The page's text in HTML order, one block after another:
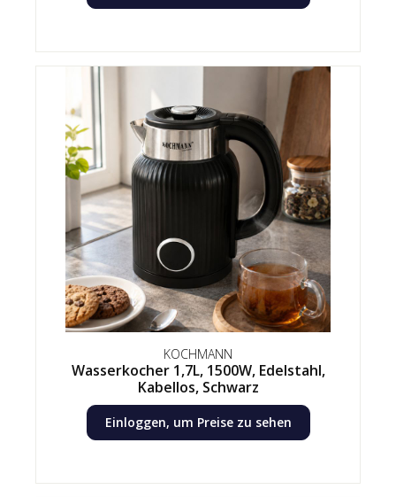
KOCHMANN
Wasserkocher 1,7L, 1500W, Edelstahl,
Kabellos, Schwarz
Einloggen, um Preise zu sehen